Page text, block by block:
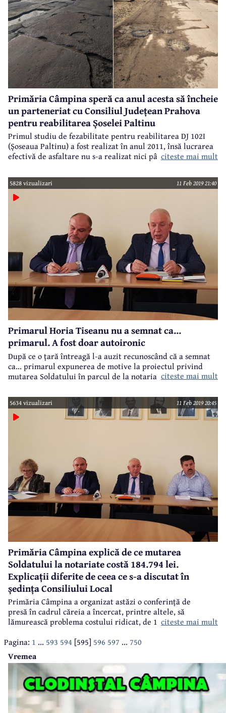
Primăria Câmpina speră ca anul acesta să încheie
un parteneriat cu Consiliul Județean Prahova
pentru reabilitarea Șoselei Paltinu
Primul studiu de fezabilitate pentru reabilitarea DJ 102I
(Șoseaua Paltinu) a fost realizat în anul 2011, însă lucrarea
efectivă de asfaltare nu s-a realizat nici până astăzi. "Am
Județean, dar a trebuit să stăm la rând și rândul nostru a
venit anul trecut, când am primit 25.000 lei de la Consiliul
Județean și noi am contribuit cu 2.500 lei pentru
reactualizarea studiului de fezabilitate și a expertizei
tehnice", a afirmat viceprimarul Câmpinei, Adrian Pițigoi,
în cadrul unei conferințe de presă organizată luni, 11
citeste mai mult
5828 vizualizari 11 Feb 2019 21:40
Primarul Horia Tiseanu nu a semnat ca...
primarul. A fost doar autoironic
După ce o țară întreagă l-a auzit recunoscând că a semnat
ca... primarul expunerea de motive la proiectul privind
mutarea Soldatului în parcul de la notariate, primarul
o autoironie. "Iar autoironia este apanajul unei anumite
categorii de oameni, vă las pe dumneavoastră să căutați, pe
internet probabil, despre ce categorie este vorba", a
citeste mai mult
5634 vizualizari 11 Feb 2019 20:45
Primăria Câmpina explică de ce mutarea
Soldatului la notariate costă 184.794 lei.
Explicații diferite de ceea ce s-a discutat în
ședința Consiliului Local
Primăria Câmpina a organizat astăzi o conferință de
presă în cadrul căreia a încercat, printre altele, să
lămurească problema costului ridicat, de 184.794 lei, al
Întregire Națională. Vă amintiți în mod cert acest subiect
care a făcut valuri în ultima vreme - mutarea Soldatului
din Parcul Regele Mihai I în Parcul Trandafirilor de la
notariate, proiect inițiat de primarul Horia Tiseanu și
aprobat în unanimitate de Consiliul Local. Un proiect la
care Horia Tiseanu a semnat raportul procedurii... ca
primarul, conform propriei afirmații din plenul ședinței
citeste mai mult
Pagina: 1 ... 593 594 [595] 596 597 ... 750
Vremea